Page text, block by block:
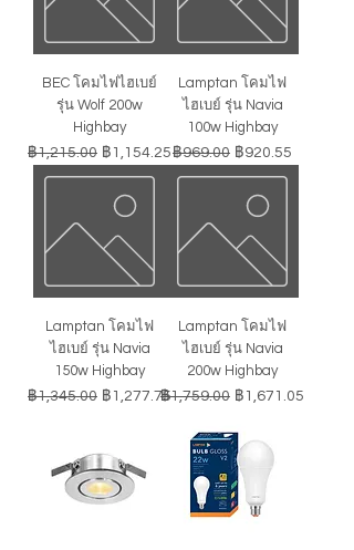
BEC โคมไฟไฮเบย์
รุ่น Wolf 200w
Highbay
ราคาปกติ
฿1,215.00 ราคาขายลด
฿1,154.25
Lamptan โคมไฟ
ไฮเบย์ รุ่น Navia
100w Highbay
ราคาปกติ
฿969.00 ราคาขายลด
฿920.55
Lamptan โคมไฟ
ไฮเบย์ รุ่น Navia
150w Highbay
ราคาปกติ
฿1,345.00 ราคาขายลด
฿1,277.75
Lamptan โคมไฟ
ไฮเบย์ รุ่น Navia
200w Highbay
ราคาปกติ
฿1,759.00 ราคาขายลด
฿1,671.05